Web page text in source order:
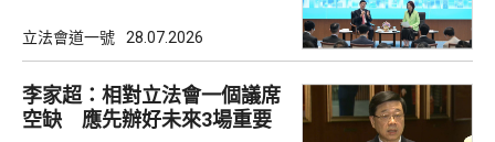
立法會道一號 28.07.2026
李家超：相對立法會一個議席
空缺 應先辦好未來3場重要